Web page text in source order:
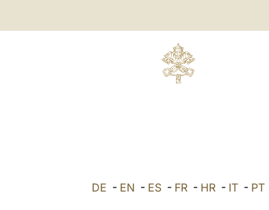
DE - EN - ES- FR- HR- IT- PT